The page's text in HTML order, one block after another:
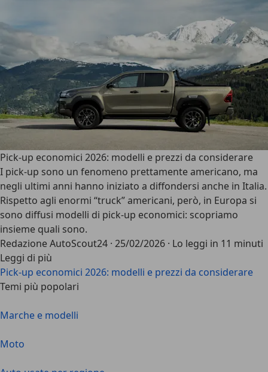
Pick-up economici 2026: modelli e prezzi da considerare
I pick-up sono un fenomeno prettamente americano, ma
negli ultimi anni hanno iniziato a diffondersi anche in Italia.
Rispetto agli enormi “truck” americani, però, in Europa si
sono diffusi modelli di pick-up economici: scopriamo
insieme quali sono.
Redazione AutoScout24 · 25/02/2026 · Lo leggi in 11 minuti
Leggi di più
Pick-up economici 2026: modelli e prezzi da considerare
Temi più popolari
Marche e modelli
Moto